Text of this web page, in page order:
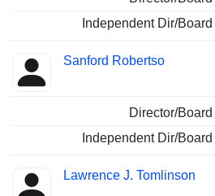
Independent Dir/
Sanford Robertso
Director/
Independent Dir/
Lawrence J. Tomlinson